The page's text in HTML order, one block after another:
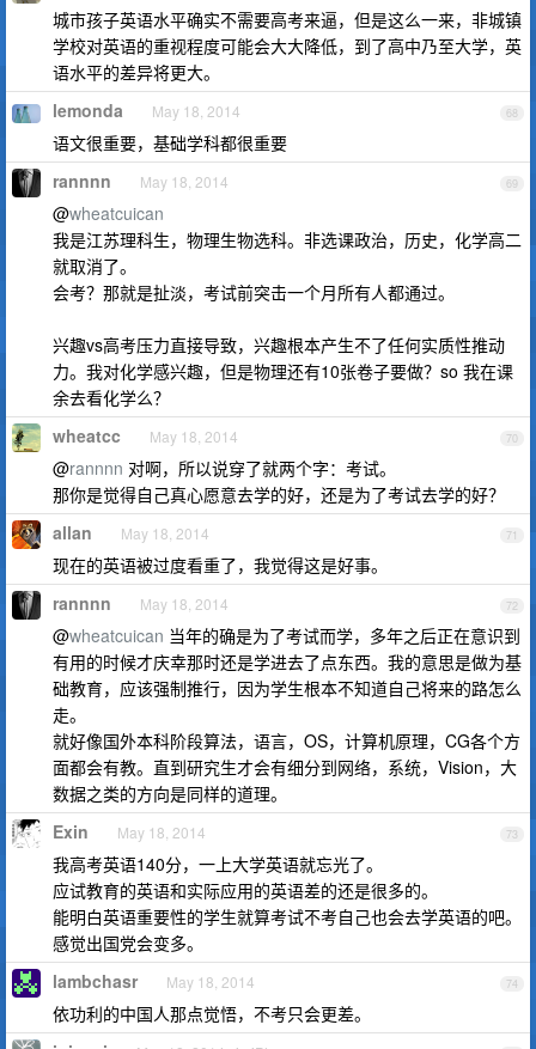
城市孩子英语水平确实不需要高考来逼，但是这么一来，非城镇
学校对英语的重视程度可能会大大降低，到了高中乃至大学，英
语水平的差异将更大。
68
lemonda May 18, 2014
语文很重要，基础学科都很重要
69
rannnn May 18, 2014
@wheatcuican
我是江苏理科生，物理生物选科。非选课政治，历史，化学高二
就取消了。
会考？那就是扯淡，考试前突击一个月所有人都通过。
兴趣vs高考压力直接导致，兴趣根本产生不了任何实质性推动
力。我对化学感兴趣，但是物理还有10张卷子要做？so 我在课
余去看化学么？
70
wheatcc May 18, 2014
@rannnn 对啊，所以说穿了就两个字：考试。
那你是觉得自己真心愿意去学的好，还是为了考试去学的好？
71
allan May 18, 2014
现在的英语被过度看重了，我觉得这是好事。
72
rannnn May 18, 2014
@wheatcuican 当年的确是为了考试而学，多年之后正在意识到
有用的时候才庆幸那时还是学进去了点东西。我的意思是做为基
础教育，应该强制推行，因为学生根本不知道自己将来的路怎么
走。
就好像国外本科阶段算法，语言，OS，计算机原理，CG各个方
面都会有教。直到研究生才会有细分到网络，系统，Vision，大
数据之类的方向是同样的道理。
73
Exin May 18, 2014
我高考英语140分，一上大学英语就忘光了。
应试教育的英语和实际应用的英语差的还是很多的。
能明白英语重要性的学生就算考试不考自己也会去学英语的吧。
感觉出国党会变多。
74
lambchasr May 18, 2014
依功利的中国人那点觉悟，不考只会更差。